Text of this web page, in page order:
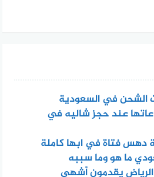
الشحن في السعودية
عند حجز شاليه في
دهس فتاة في ابها كاملة
ما هو وما سببه
الرياض يقدمون أشهى